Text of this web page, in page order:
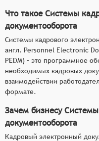
Что такое Системы
документооборота
Системы кадрового
англ. Personnel Electronic
PEDM) – это программное
необходимых кадровых
взаимодействии
формате.
Зачем бизнесу
документооборота
Кадровый электронный